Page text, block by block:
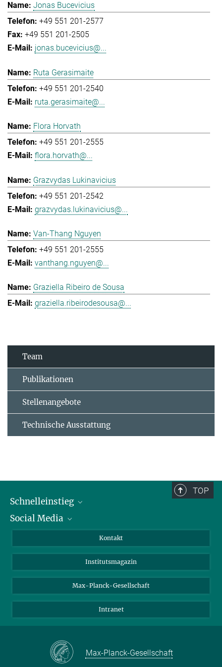
Jonas Bucevicius
+49 551 201-2577
+49 551 201-2505
jonas.bucevicius@...
Ruta Gerasimaite
+49 551 201-2540
ruta.gerasimaite@...
Flora Horvath
+49 551 201-2555
flora.horvath@...
Grazvydas Lukinavicius
+49 551 201-2542
grazvydas.lukinavicius@...
Van-Thang Nguyen
+49 551 201-2555
vanthang.nguyen@...
Graziella Ribeiro de Sousa
graziella.ribeirodesousa@...
Team
Publikationen
Stellenangebote
Technische Ausstattung
TOP
Schnelleinstieg
Alumni
Fördernde
Schulen
Studierende
Social Media
Bluesky
Facebook
YouTube
Kontakt
Institutsmagazin
Max-Planck-Gesellschaft
Intranet
Max-Planck-Gesellschaft